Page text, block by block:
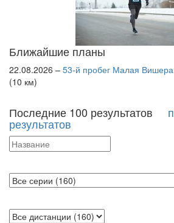
Ближайшие планы
22.08.2026 – 53-й пробег Малая
(10 км)
Последние 100 результатов
результатов